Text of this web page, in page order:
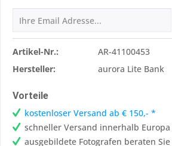
Artikel-Nr.:
AR-41100453
Hersteller:
aurora Lite Bank
Vorteile
kostenloser Versand ab € 150,- *
schneller Versand innerhalb Europa
ausgebildete Fotografen beraten Sie